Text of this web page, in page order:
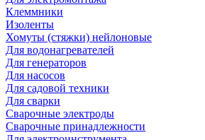
Клеммники
Изоленты
Хомуты (стяжки) нейлоновые
Для водонагревателей
Для генераторов
Для насосов
Для садовой техники
Для сварки
Сварочные электроды
Сварочные принадлежности